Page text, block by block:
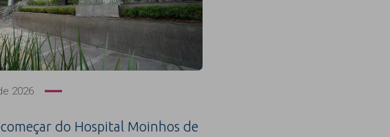
2026
do Hospital Moinhos de